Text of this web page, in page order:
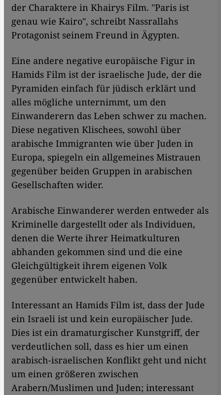
der Charaktere in Khairys Film. "Paris ist
genau wie Kairo", schreibt Nassrallahs
Protagonist seinem Freund in Ägypten.
Eine andere negative europäische Figur in
Hamids Film ist der israelische Jude, der die
Pyramiden einfach für jüdisch erklärt und
alles mögliche unternimmt, um den
Einwanderern das Leben schwer zu machen.
Diese negativen Klischees, sowohl über
arabische Immigranten wie über Juden in
Europa, spiegeln ein allgemeines Mistrauen
gegenüber beiden Gruppen in arabischen
Gesellschaften wider.
Arabische Einwanderer werden entweder als
Kriminelle dargestellt oder als Individuen,
denen die Werte ihrer Heimatkulturen
abhanden gekommen sind und die eine
Gleichgültigkeit ihrem eigenen Volk
gegenüber entwickelt haben.
Interessant an Hamids Film ist, dass der Jude
ein Israeli ist und kein europäischer Jude.
Dies ist ein dramaturgischer Kunstgriff, der
verdeutlichen soll, dass es hier um einen
arabisch-israelischen Konflikt geht und nicht
um einen größeren zwischen
Arabern/Muslimen und Juden; interessant